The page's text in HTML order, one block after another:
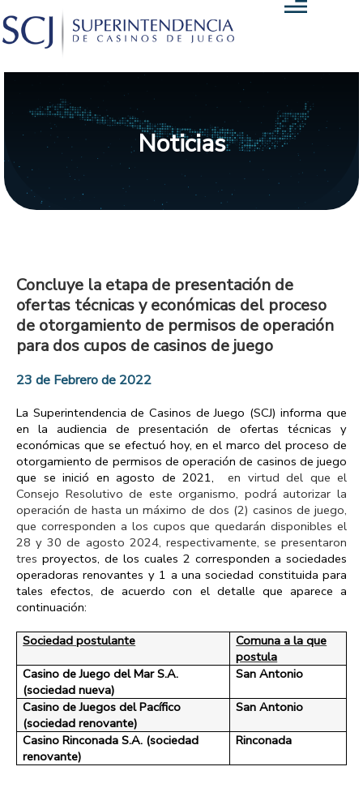
Noticias
Concluye la etapa de presentación de
ofertas técnicas y económicas del proceso
de otorgamiento de permisos de operación
para dos cupos de casinos de juego
23 de Febrero de 2022
La Superintendencia de Casinos de Juego (SCJ) informa que
en la audiencia de presentación de ofertas técnicas y
económicas que se efectuó hoy, en el marco del proceso de
otorgamiento de permisos de operación de casinos de juego
que se inició en agosto de 2021, en virtud del que el
Consejo Resolutivo de este organismo, podrá autorizar la
operación de hasta un máximo de dos (2) casinos de juego,
que corresponden a los cupos que quedarán disponibles el
28 y 30 de agosto 2024, respectivamente, se presentaron
tres proyectos, de los cuales 2 corresponden a sociedades
operadoras renovantes y 1 a una sociedad constituida para
tales efectos, de acuerdo con el detalle que aparece a
continuación:
Sociedad postulante
Comuna a la que
postula
Casino de Juego del Mar S.A.
(sociedad nueva)
San Antonio
Casino de Juegos del Pacífico
(sociedad renovante)
San Antonio
Casino Rinconada S.A. (sociedad
renovante)
Rinconada